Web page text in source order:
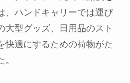
、ハンドキャリーでは運び
大型グッズ、日用品のスト
快適にするための荷物がた